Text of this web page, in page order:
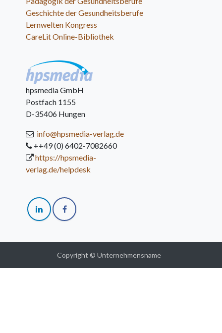
Geschichte der Gesundheitsberufe
Lernwelten Kongress
CareLit Online-Bibliothek
hpsmedia GmbH
Postfach 1155
D-35406 Hungen
info@hpsmedia-verlag.de
++49 (0) 6402-7082660
https://hpsmedia-
verlag.de/helpdesk
Copyright © Unternehmensname